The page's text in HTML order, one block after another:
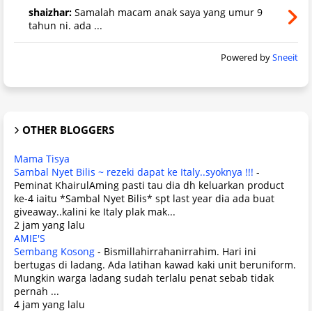
shaizhar: Samalah macam anak saya yang umur 9
tahun ni. ada ...
Powered bySneeit
OTHER BLOGGERS
Mama Tisya
Sambal Nyet Bilis ~ rezeki dapat ke Italy..syoknya !!! -
Peminat KhairulAming pasti tau dia dh keluarkan product
ke-4 iaitu *Sambal Nyet Bilis* spt last year dia ada buat
giveaway..kalini ke Italy plak mak...
2 jam yang lalu
AMIE'S
Sembang Kosong - Bismillahirrahanirrahim. Hari ini
bertugas di ladang. Ada latihan kawad kaki unit beruniform.
Mungkin warga ladang sudah terlalu penat sebab tidak
pernah ...
4 jam yang lalu